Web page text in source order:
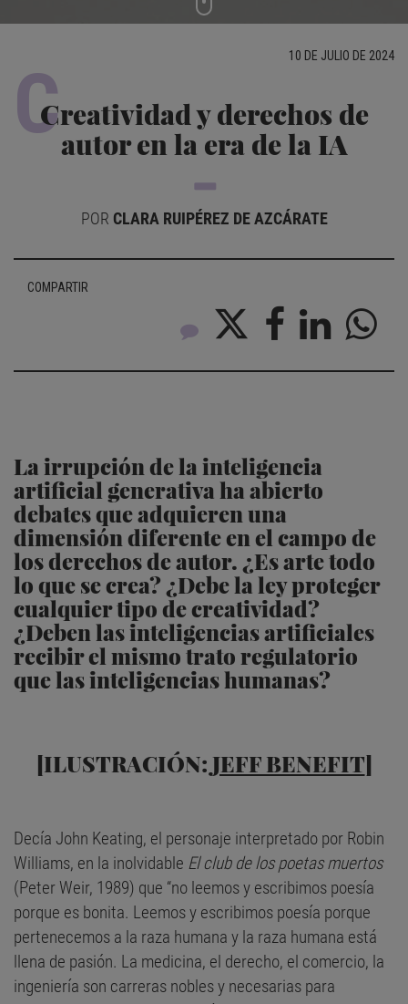
10 DE JULIO DE 2024
CCreatividad y derechos de
autor en la era de la IA
POR CLARA RUIPÉREZ DE AZCÁRATE
COMPARTIR
La irrupción de la inteligencia
artificial generativa ha abierto
debates que adquieren una
dimensión diferente en el campo de
los derechos de autor. ¿Es arte todo
lo que se crea? ¿Debe la ley proteger
cualquier tipo de creatividad?
¿Deben las inteligencias artificiales
recibir el mismo trato regulatorio
que las inteligencias humanas?
[ILUSTRACIÓN: JEFF BENEFIT]
Decía John Keating, el personaje interpretado por Robin
Williams, en la inolvidable El club de los poetas muertos
(Peter Weir, 1989) que “no leemos y escribimos poesía
porque es bonita. Leemos y escribimos poesía porque
pertenecemos a la raza humana y la raza humana está
llena de pasión. La medicina, el derecho, el comercio, la
ingeniería son carreras nobles y necesarias para